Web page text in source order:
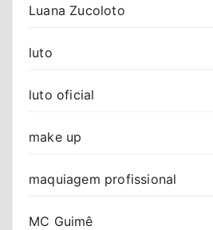
Luana Zucoloto
luto
luto oficial
make up
maquiagem profissional
MC Guimê